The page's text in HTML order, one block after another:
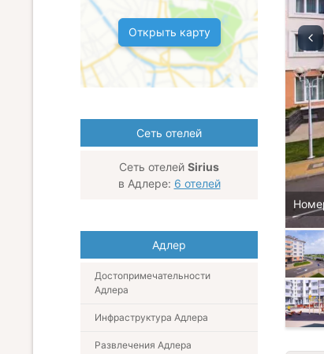
Открыть карту
Сеть отелей
Сеть отелей Sirius
в Адлере: 6 отелей
Адлер
Достопримечательности
Адлера
Инфраструктура Адлера
Развлечения Адлера